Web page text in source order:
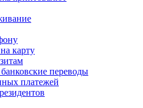
карту
переводы
платежей